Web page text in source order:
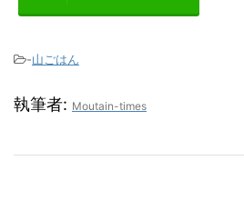
-山ごはん
執筆者: Moutain-times